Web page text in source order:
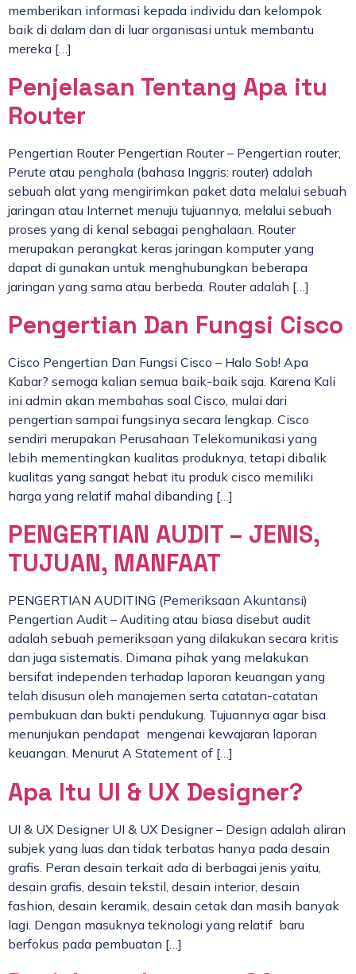
memberikan informasi kepada individu dan kelompok
baik di dalam dan di luar organisasi untuk membantu
mereka […]
Penjelasan Tentang Apa itu
Router
Pengertian Router Pengertian Router – Pengertian router,
Perute atau penghala (bahasa Inggris: router) adalah
sebuah alat yang mengirimkan paket data melalui sebuah
jaringan atau Internet menuju tujuannya, melalui sebuah
proses yang di kenal sebagai penghalaan. Router
merupakan perangkat keras jaringan komputer yang
dapat di gunakan untuk menghubungkan beberapa
jaringan yang sama atau berbeda. Router adalah […]
Pengertian Dan Fungsi Cisco
Cisco Pengertian Dan Fungsi Cisco – Halo Sob! Apa
Kabar? semoga kalian semua baik-baik saja. Karena Kali
ini admin akan membahas soal Cisco, mulai dari
pengertian sampai fungsinya secara lengkap. Cisco
sendiri merupakan Perusahaan Telekomunikasi yang
lebih mementingkan kualitas produknya, tetapi dibalik
kualitas yang sangat hebat itu produk cisco memiliki
harga yang relatif mahal dibanding […]
PENGERTIAN AUDIT – JENIS,
TUJUAN, MANFAAT
PENGERTIAN AUDITING (Pemeriksaan Akuntansi)
Pengertian Audit – Auditing atau biasa disebut audit
adalah sebuah pemeriksaan yang dilakukan secara kritis
dan juga sistematis. Dimana pihak yang melakukan
bersifat independen terhadap laporan keuangan yang
telah disusun oleh manajemen serta catatan-catatan
pembukuan dan bukti pendukung. Tujuannya agar bisa
menunjukan pendapat mengenai kewajaran laporan
keuangan. Menurut A Statement of […]
Apa Itu UI & UX Designer?
UI & UX Designer UI & UX Designer – Design adalah aliran
subjek yang luas dan tidak terbatas hanya pada desain
grafis. Peran desain terkait ada di berbagai jenis yaitu,
desain grafis, desain tekstil, desain interior, desain
fashion, desain keramik, desain cetak dan masih banyak
lagi. Dengan masuknya teknologi yang relatif baru
berfokus pada pembuatan […]